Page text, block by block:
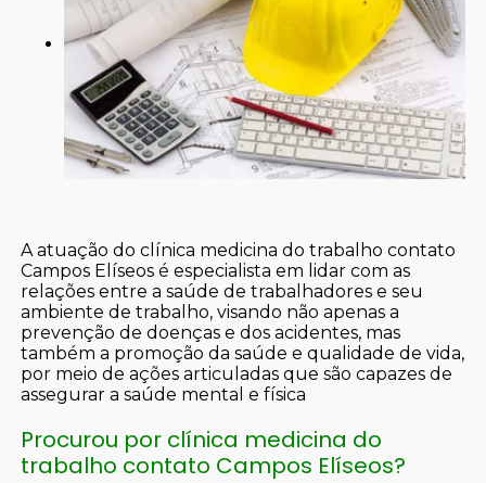
A atuação do clínica medicina do trabalho contato
Campos Elíseos é especialista em lidar com as
relações entre a saúde de trabalhadores e seu
ambiente de trabalho, visando não apenas a
prevenção de doenças e dos acidentes, mas
também a promoção da saúde e qualidade de vida,
por meio de ações articuladas que são capazes de
assegurar a saúde mental e física
Procurou por clínica medicina do
trabalho contato Campos Elíseos?